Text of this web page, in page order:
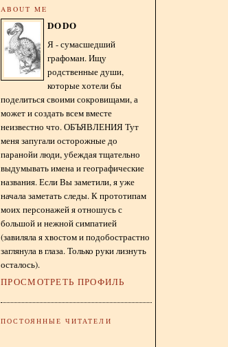
ABOUT ME
DODO
Я - сумасшедший
графоман. Ищу
родственные души,
которые хотели бы
поделиться своими сокровищами, а
может и создать всем вместе
неизвестно что. ОБЪЯВЛЕНИЯ Тут
меня запугали осторожные до
паранойи люди, убеждая тщательно
выдумывать имена и географические
названия. Если Вы заметили, я уже
начала заметать следы. К прототипам
моих персонажей я отношусь с
большой и нежной симпатией
(завиляла я хвостом и подобострастно
заглянула в глаза. Только руки лизнуть
осталось).
ПРОСМОТРЕТЬ ПРОФИЛЬ
ПОСТОЯННЫЕ ЧИТАТЕЛИ